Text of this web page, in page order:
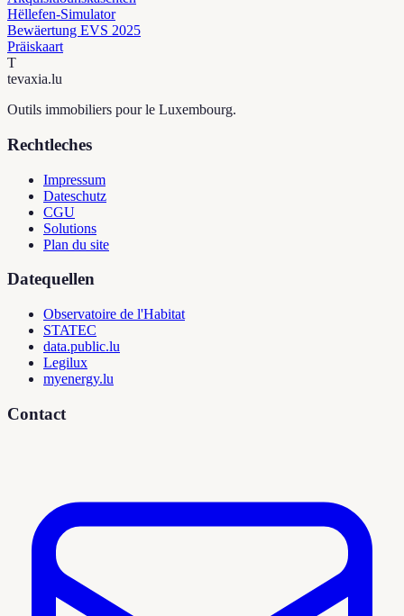
Hëllefen-Simulator
Bewäertung EVS 2025
Präiskaart
T
tevaxia.lu
Outils immobiliers pour le Luxembourg.
Rechtleches
Impressum
Dateschutz
CGU
Solutions
Plan du site
Datequellen
Observatoire de l'Habitat
STATEC
data.public.lu
Legilux
myenergy.lu
Contact